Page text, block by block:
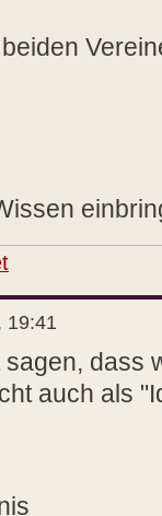
19:41
dass
auch als